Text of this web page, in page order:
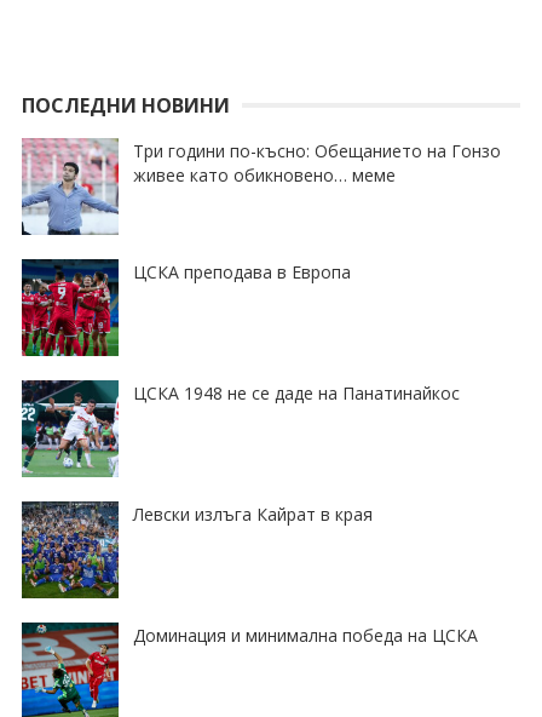
ПОСЛЕДНИ НОВИНИ
Три години по-късно: Обещанието на Гонзо
живее като обикновено… меме
ЦСКА преподава в Европа
ЦСКА 1948 не се даде на Панатинайкос
Левски излъга Кайрат в края
Доминация и минимална победа на ЦСКА